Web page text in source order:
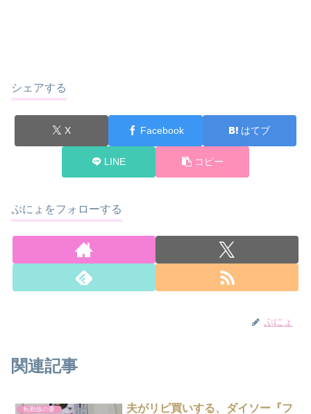
シェアする
X Facebook はてブ
LINE コピー
ぷにょをフォローする
ぷにょ
関連記事
転勤族の妻
夫がリピ買いする、ダイソー『フ